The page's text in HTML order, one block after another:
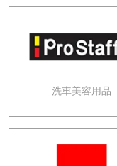
洗車美容用品